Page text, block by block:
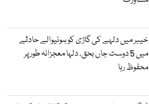
خیبر میں دلہے کی گاڑی کو ہونیوالے حادثے
میں 5 دوست جاں بحق، دلہا معجزانہ طور پر
محفوظ رہا